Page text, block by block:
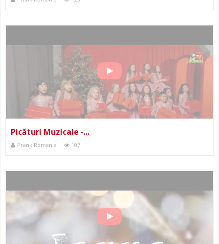
Picături Muzicale -...
Prank Romania 107